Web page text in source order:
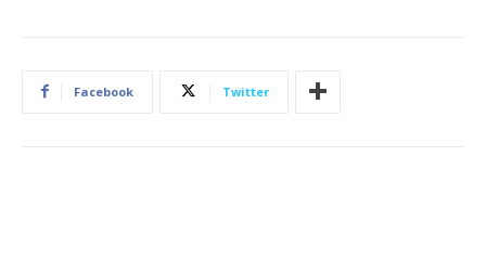
Facebook Twitter